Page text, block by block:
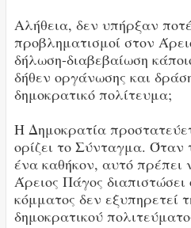
Αλήθεια, δεν υπήρξαν
προβληματισμοί στον
δήλωση-διαβεβαίωση
δήθεν οργάνωσης και
δημοκρατικό πολίτευμα;
Η Δημοκρατία
ορίζει το Σύνταγμα. Όταν
ένα καθήκον, αυτό πρέπει
Άρειος Πάγος διαπιστώσει
κόμματος δεν εξυπηρετεί
δημοκρατικού